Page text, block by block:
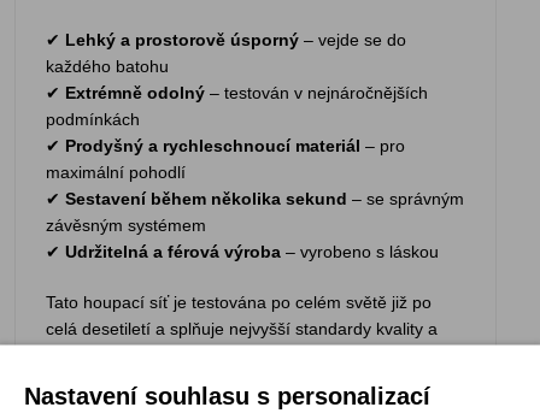
✔ Lehký a prostorově úsporný – vejde se do
každého batohu
✔ Extrémně odolný – testován v nejnáročnějších
podmínkách
✔ Prodyšný a rychleschnoucí materiál – pro
maximální pohodlí
✔ Sestavení během několika sekund – se správným
závěsným systémem
✔ Udržitelná a férová výroba – vyrobeno s láskou
Tato houpací síť je testována po celém světě již po
celá desetiletí a splňuje nejvyšší standardy kvality a
HAMMOCK Originalje vždy po ruce!
Nastavení souhlasu s personalizací